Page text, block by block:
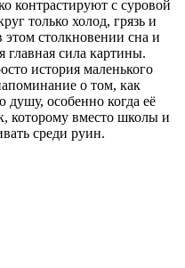
контрастируют с суровой
только холод, грязь и
столкновении сна и
главная сила картины.
история маленького
о том, как
душу, особенно когда её
которому вместо школы и
среди руин.